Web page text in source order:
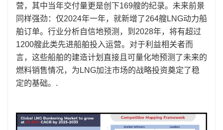
营，其中当年交付量更是创下169艘的纪录。未来前景
同样强劲：仅2024年一年，就新增了264艘LNG动力船
舶订单。行业分析自信地预测，到2028年，将有超过
1200艘此类先进船舶投入运营。对于利益相关者而
言，这些船舶的建造计划直接且可量化地预测了未来的
燃料销售情况，为LNG加注市场的战略投资奠定了稳
定的基础。.